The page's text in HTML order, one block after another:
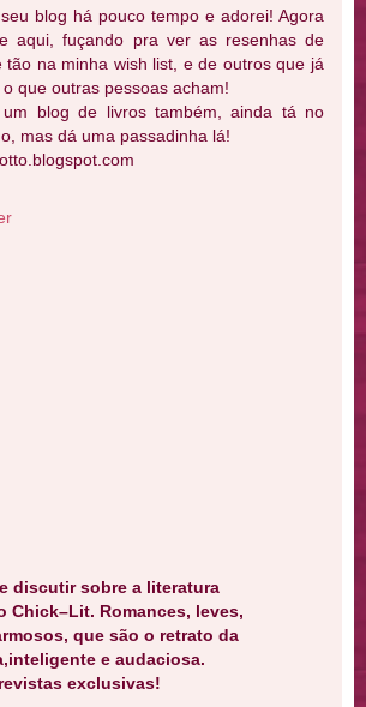
blog há pouco tempo e adorei! Agora
aqui, fuçando pra ver as resenhas de
tão na minha wish list, e de outros que já
que outras pessoas acham!
um blog de livros também, ainda tá no
mas dá uma passadinha lá!
discutir sobre a literatura
Chick–Lit. Romances, leves,
que são o retrato da
e audaciosa.
exclusivas!